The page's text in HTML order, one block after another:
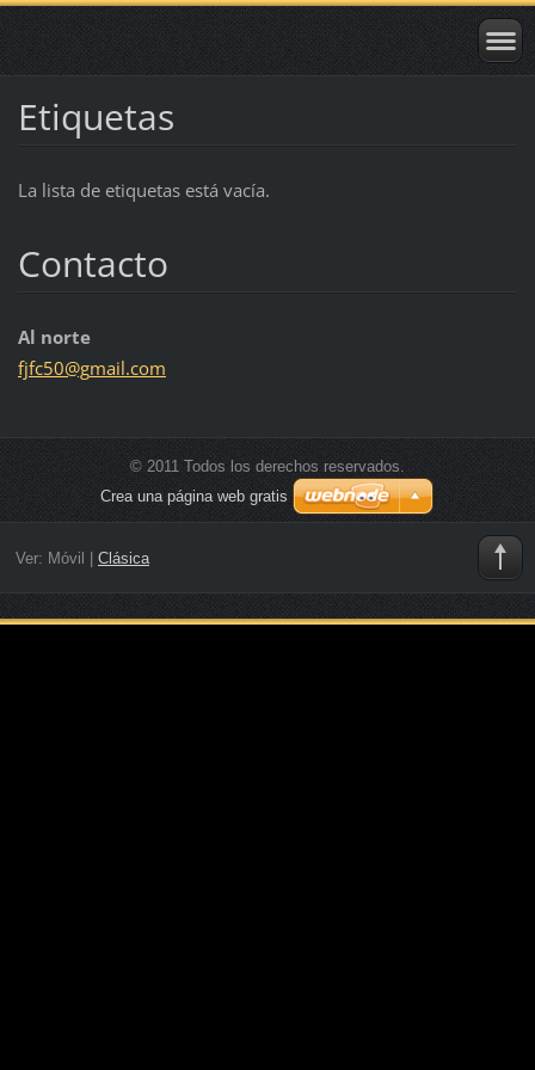
Etiquetas
La lista de etiquetas está vacía.
Contacto
Al norte
fjfc50@gmail.com
© 2011 Todos los derechos reservados.
Crea una página web gratis
Ver: Móvil Clásica